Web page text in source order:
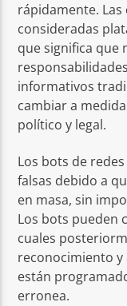
rápidamente.
consideradas
que significa que
informativos
cambiar a
político y legal.
Los bots de
falsas debido a
en masa, sin
Los bots pueden
cuales
reconocimiento
están
erronea.